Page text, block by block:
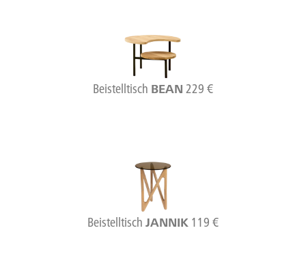
Beistelltisch BEAN 229 €
Beistelltisch JANNIK 119 €